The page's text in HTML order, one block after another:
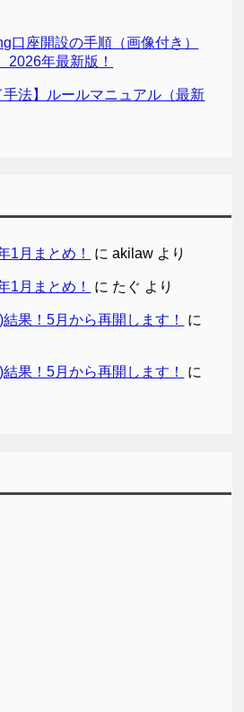
口座開設の手順（画像付き）
2026年最新版！
手法】ルールマニュアル（最新
1月まとめ！ にakilaw より
1月まとめ！ に たぐ より
果！5月から再開します！
に
果！5月から再開します！
に